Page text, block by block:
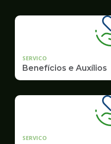
SERVICO
Benefícios e Auxílios
SERVICO